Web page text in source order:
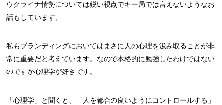
ウクライナ情勢については鋭い視点でキー局では言えないようなお
話もしています。
私もブランディングにおいてはまさに人の心理を汲み取ることが非
常に重要だと考えています。なので本格的に勉強したわけではない
のですが心理学が好きです。
「心理学」と聞くと、「人を都合の良いようにコントロールする」